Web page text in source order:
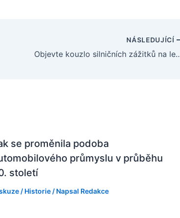
NÁSLEDUJÍCÍ
Objevte kouzlo silničních
se proměnila podoba
průmyslu v průběhu
století
/ Historie/ Napsal Redakce